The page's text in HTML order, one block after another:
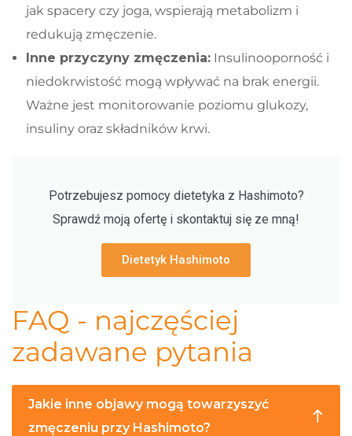
jak spacery czy joga, wspierają metabolizm i
redukują zmęczenie.
Inne przyczyny zmęczenia: Insulinooporność i
niedokrwistość mogą wpływać na brak energii.
Ważne jest monitorowanie poziomu glukozy,
insuliny oraz składników krwi.
Potrzebujesz pomocy dietetyka z Hashimoto?
Sprawdź moją ofertę i skontaktuj się ze mną!
Dietetyk Hashimoto
FAQ - najczęściej
zadawane pytania​
Jakie inne objawy mogą towarzyszyć
zmęczeniu przy Hashimoto?